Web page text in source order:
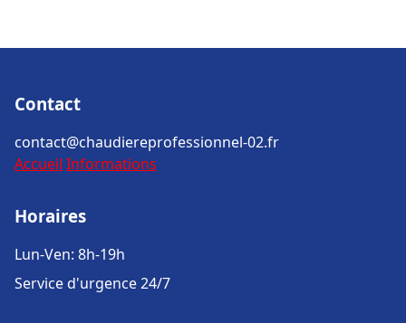
Contact
contact@chaudiereprofessionnel-02.fr
Accueil Informations
Horaires
Lun-Ven: 8h-19h
Service d'urgence 24/7